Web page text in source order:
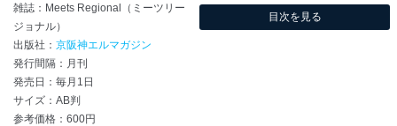
雑誌：Meets Regional（ミーツリー
ジョナル）
出版社： 京阪神エルマガジン
発行間隔：月刊
発売日：毎月1日
サイズ：AB判
参考価格：600円
目次を見る